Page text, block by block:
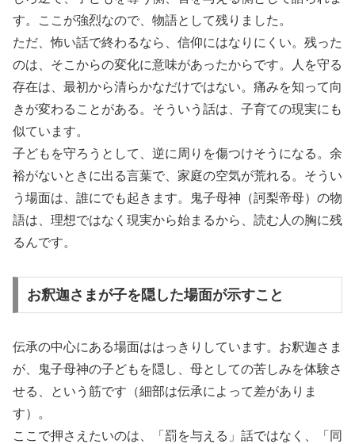
す。ここが強烈なので、物語として残りました。
ただ、怖い話で終わるなら、信仰にはなりにくい。残った
のは、そこからの変化に意味があったからです。人を守る
存在は、最初から清らかなだけではない。痛みを知って向
きが変わることがある。そういう話は、子育ての現実にも
似ています。
子どもを守ろうとして、逆に周りを傷つけそうになる。余
裕がないときに出る言葉で、家庭の空気が荒れる。そうい
う場面は、誰にでも起きます。鬼子母神（訶梨帝母）の物
語は、理想ではなく現実から始まるから、読む人の胸に残
るんです。
お釈迦さまが子を隠した場面が示すこと
伝承の中心にある場面ははっきりしています。お釈迦さま
が、鬼子母神の子どもを隠し、母としての苦しみを体験さ
せる、という筋です（細部は伝承によって差がありま
す）。
ここで押さえたいのは、「罰を与える」話ではなく、「同